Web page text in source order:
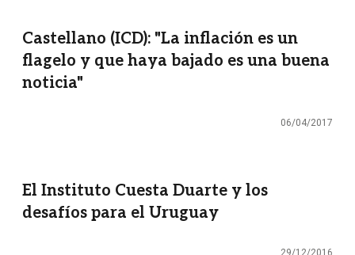
Castellano (ICD): "La inflación es un
flagelo y que haya bajado es una buena
noticia"
06/04/2017
El Instituto Cuesta Duarte y los
desafíos para el Uruguay
29/12/2016